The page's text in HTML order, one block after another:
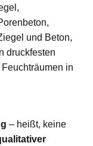
und Beton,
druckfesten
in
– heißt, keine